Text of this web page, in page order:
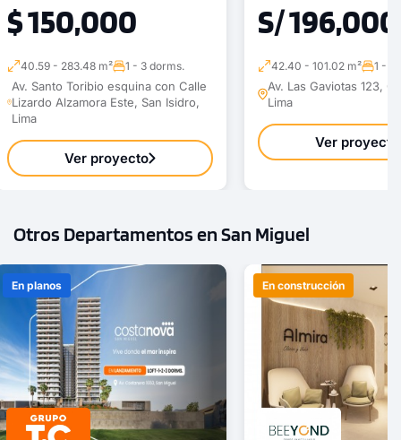
$ 150,000
40.59 - 283.48 m² 1 - 3 dorms.
Av. Santo Toribio esquina con Calle
Lizardo Alzamora Este, San Isidro,
Lima
Ver proyecto
S/ 196,000
42.40 - 101.02 m² 1 - 3
Av. Las Gaviotas 123,
Lima
Ver proyecto
Otros Departamentos en San Miguel
En planos En construcción